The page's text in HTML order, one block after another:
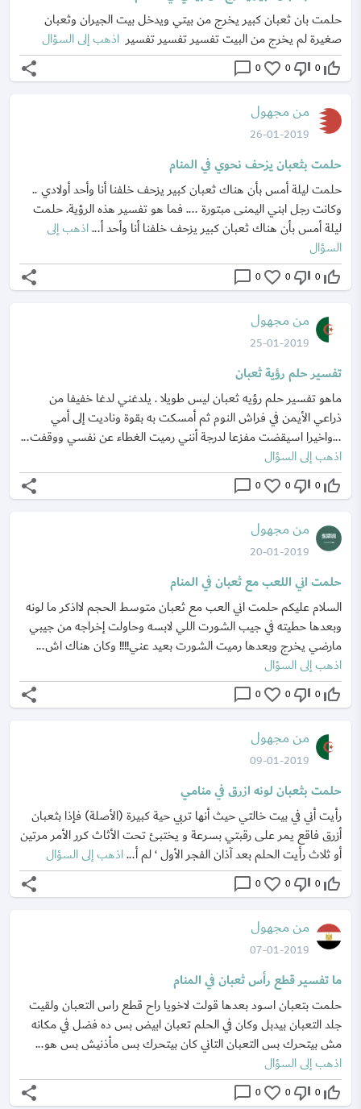
حلمت بان ثعبان كبير يخرج من بيتي ويدخل بيت الجيران وثعبان
صغيرة لم يخرج من البيت تفسير تفسير تفسير اذهب إلى السؤال
thumb_up_off_alt
0
thumb_down_off_alt
0
favorite_border
0
chat_bubble_outline
share
من مجهول
26-01-2019
حلمت بثعبان يزحف نحوي في المنام
حلمت ليلة أمس بأن هناك ثعبان كبير يزحف خلفنا أنا وأحد أولادي ..
وكانت رجل ابني اليمنى مبتورة .... فما هو تفسير هذه الرؤية. حلمت
ليلة أمس بأن هناك ثعبان كبير يزحف خلفنا أنا وأحد أ...اذهب إلى
السؤال
thumb_up_off_alt
0
thumb_down_off_alt
0
favorite_border
0
chat_bubble_outline
share
من مجهول
25-01-2019
تفسير حلم رؤية ثعبان
ماهو تفسير حلم رؤيه ثعبان ليس طويلا . يلدغني لدغا خفيفا من
ذراعي الأيمن في فراش النوم ثم أمسكت به بقوة وناديت إلى أمي
...واخيرا اسيقضت مفزعا لدرجة أنني رميت الغطاء عن نفسي ووقفت...
اذهب إلى السؤال
thumb_up_off_alt
0
thumb_down_off_alt
0
favorite_border
0
chat_bubble_outline
share
من مجهول
20-01-2019
حلمت اني اللعب مع ثعبان في المنام
السلام عليكم حلمت اني العب مع ثعبان متوسط الحجم لااذكر ما لونه
وبعدها حطيته في جيب الشورت اللي لابسه وحاولت إخراجه من جيبي
مارضي يخرج وبعدها رميت الشورت بعيد عني!!!! وكان هناك اش...
اذهب إلى السؤال
thumb_up_off_alt
0
thumb_down_off_alt
0
favorite_border
0
chat_bubble_outline
share
من مجهول
09-01-2019
حلمت بثعبان لونه ازرق في منامي
رأيت أني في بيت خالتي حيث أنها تربي حية كبيرة (الأصلة) فإذا بثعبان
أزرق فاقع يمر على رقبتي بسرعة و يختبئ تحت الأثاث كرر الأمر مرتين
أو ثلاث رأيت الحلم بعد آذان الفجر الأول ‘ لم أ...اذهب إلى السؤال
thumb_up_off_alt
0
thumb_down_off_alt
0
favorite_border
0
chat_bubble_outline
share
من مجهول
07-01-2019
ما تفسير قطع رأس ثعبان في المنام
حلمت بتعبان اسود بعدها قولت لاخويا راح قطع راس التعبان ولقيت
جلد التعبان بيدبل وكان في الحلم تعبان ابيض بس ده فضل في مكانه
مش بيتحرك بس التعبان التاني كان بيتحرك بس مأذنيش بس هو...
اذهب إلى السؤال
thumb_up_off_alt
0
thumb_down_off_alt
0
favorite_border
0
chat_bubble_outline
share